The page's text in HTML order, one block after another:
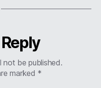
not be published.
marked *